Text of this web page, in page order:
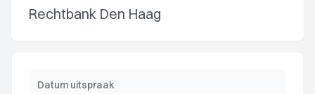
Rechtbank Den Haag
Datum uitspraak